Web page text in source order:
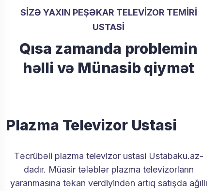
SIZƏ YAXIN PEŞƏKAR TELEVIZOR TEMIRI
USTASI
Qısa zamanda problemin
həlli və Münasib qiymət
Plazma Televizor Ustasi
Təcrübəli plazma televizor ustasi Ustabaku.az-
dadır. Müasir tələblər plazma televizorların
yaranmasına təkan verdiyindən artıq satışda ağıllı